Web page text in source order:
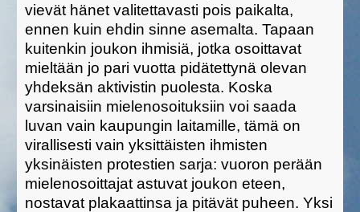
vievät hänet valitettavasti pois paikalta,
ennen kuin ehdin sinne asemalta. Tapaan
kuitenkin joukon ihmisiä, jotka osoittavat
mieltään jo pari vuotta pidätettynä olevan
yhdeksän aktivistin puolesta. Koska
varsinaisiin mielenosoituksiin voi saada
luvan vain kaupungin laitamille, tämä on
virallisesti vain yksittäisten ihmisten
yksinäisten protestien sarja: vuoron perään
mielenosoittajat astuvat joukon eteen,
nostavat plakaattinsa ja pitävät puheen. Yksi